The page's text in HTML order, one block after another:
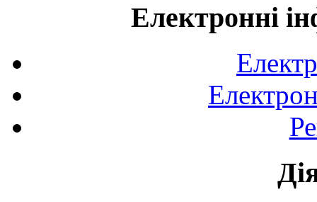
Електронні